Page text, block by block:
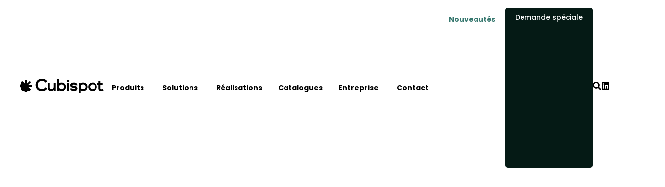
Produits Solutions Réalisations Catalogues Entreprise Contact
Nouveautés Demande spéciale